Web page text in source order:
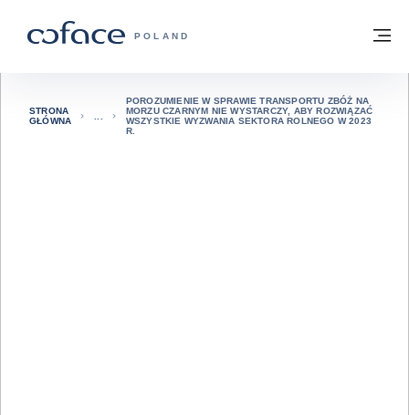
COFACE FOR TRADE - STRONA
POLAND
Powrót do strony głównej
STRONA
GŁÓWNA
POROZUMIENIE W SPRAWIE TRANSPORTU ZBÓŻ NA
MORZU CZARNYM NIE WYSTARCZY, ABY ROZWIĄZAĆ
WSZYSTKIE WYZWANIA SEKTORA ROLNEGO W 2023
R.